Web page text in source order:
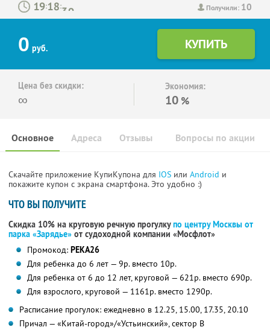
Получили: 10
: :
0 руб.
Цена без скидки:
∞
Экономия:
10 %
Основное Отзывы Вопросы по акции
Адреса
Скачайте приложение КупиКупона для IOS или Android и
покажите купон с экрана смартфона. Это удобно :)
ЧТО ВЫ ПОЛУЧИТЕ
Скидка 10% на круговую речную прогулкупо центру Москвы от
парка «Зарядье» от судоходной компании «Мосфлот»
Промокод: РЕКА26
Для ребенка до 6 лет — 9р. вместо 10р.
Для ребенка от 6 до 12 лет, круговой — 621р. вместо 690р.
Для взрослого, круговой — 1161р. вместо 1290р.
Расписание прогулок: ежедневно в 12.25, 15.00, 17.35, 20.10
Причал — «Китай-город»/«Устьинский», сектор B